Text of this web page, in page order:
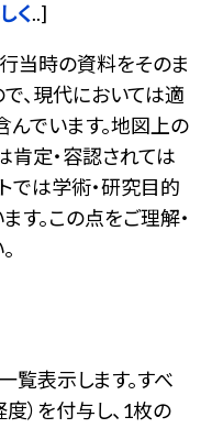
く..]
当時の資料をそのま
、現代においては適
でいます。地図上の
定・容認されては
では学術・研究目的
す。この点をご理解・
表示します。すべ
）を付与し、1枚の